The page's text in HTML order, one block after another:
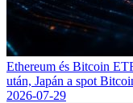
Ethereum és Bitcoin
után, Japán a spot
2026-07-29